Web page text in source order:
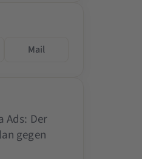
Mail
Ads: Der
gegen